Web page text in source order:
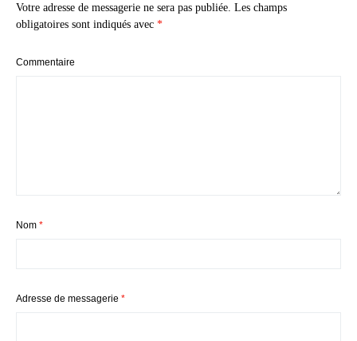
Votre adresse de messagerie ne sera pas publiée. Les champs
obligatoires sont indiqués avec *
Commentaire
Nom *
Adresse de messagerie *